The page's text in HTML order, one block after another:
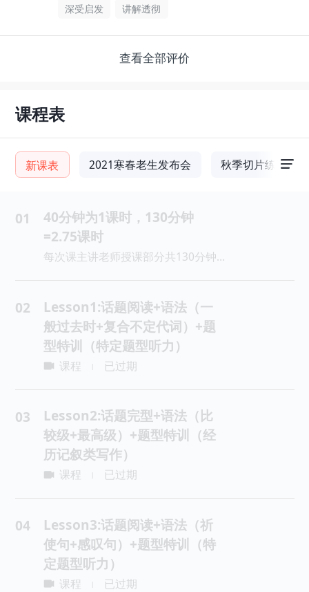
深受启发
讲解透彻
查看全部评价
课程表
新课表 2021寒春老生发布会 秋季切片练习
01
40分钟为1课时，130分钟
=2.75课时
每次课主讲老师授课部分共130分钟，40分钟为1课时，130分钟=2.75课时，主讲授课部分每讲40分钟休息10分钟。
02
Lesson1:话题阅读+语法（一
般过去时+复合不定代词）+题
型特训（特定题型听力）
课程 已过期
03
Lesson2:话题完型+语法（比
较级+最高级）+题型特训（经
历记叙类写作）
课程 已过期
04
Lesson3:话题阅读+语法（祈
使句+感叹句）+题型特训（特
定题型听力）
课程 已过期